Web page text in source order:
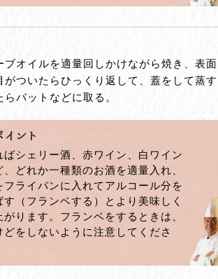
ブオイルを適量回しかけながら焼き、表
がついたらひっくり返して、蓋をして蒸
らバットなどに取る。
ばシェリー酒、赤ワイン、白ワイン
、どれか一種類のお酒を適量入れ、
フライパンに入れてアルコール分を
す（フランベする）とより美味しく
がります。フランベをするときは、
どをしないように注意してくださ